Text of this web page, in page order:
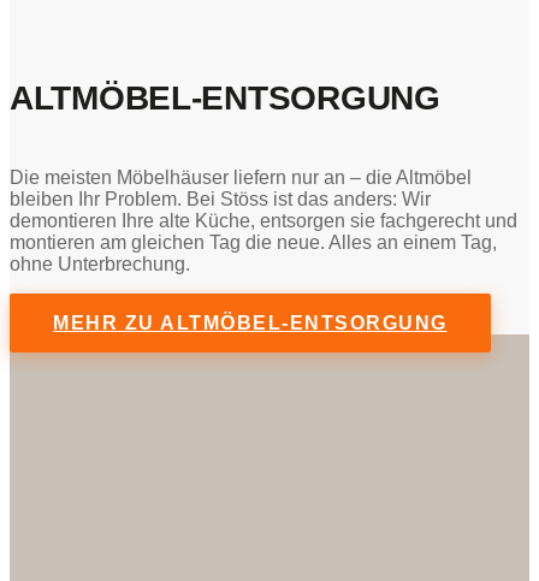
ALTMÖBEL-ENTSORGUNG
Die meisten Möbelhäuser liefern nur an – die Altmöbel
bleiben Ihr Problem. Bei Stöss ist das anders: Wir
demontieren Ihre alte Küche, entsorgen sie fachgerecht und
montieren am gleichen Tag die neue. Alles an einem Tag,
ohne Unterbrechung.
MEHR ZU ALTMÖBEL-ENTSORGUNG